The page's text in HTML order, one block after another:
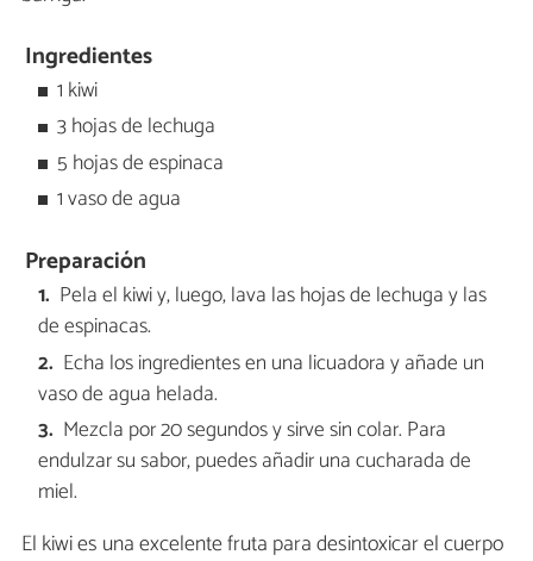
Ingredientes
1 kiwi
3 hojas de lechuga
5 hojas de espinaca
1 vaso de agua
Preparación
Pela el kiwi y, luego, lava las hojas de lechuga y las
de espinacas.
Echa los ingredientes en una licuadora y añade un
vaso de agua helada.
Mezcla por 20 segundos y sirve sin colar. Para
endulzar su sabor, puedes añadir una cucharada de
miel.
El kiwi es una excelente fruta para desintoxicar el cuerpo